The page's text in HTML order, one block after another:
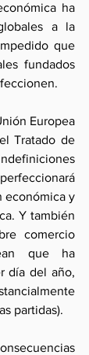
ha
a la
que
fundados
Europea
Tratado de
económica y
Y también
comercio
que ha
día del año,
partidas).